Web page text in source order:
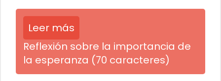
Leer más
Reflexión sobre la importancia de
la esperanza (70 caracteres)